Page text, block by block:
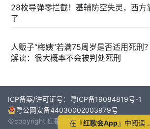
28枚导弹零拦截！基辅防空失灵，西方
了
人贩子“梅姨”若满75周岁是否适用死刑
解读：很大概率不会被判处死刑
ICP备案/许可证号：粤ICP备19084819号-1
粤公网安备44030002003979号
©copyright 红歌会网2011-2024
在『红歌会App』中阅读 ..